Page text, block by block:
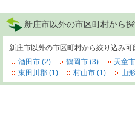
新庄市以外の市区町村から
新庄市以外の市区町村から絞り込み可
酒田市 (2)
鶴岡市 (3) 天童
東田川郡 (1)
村山市 (1) 山